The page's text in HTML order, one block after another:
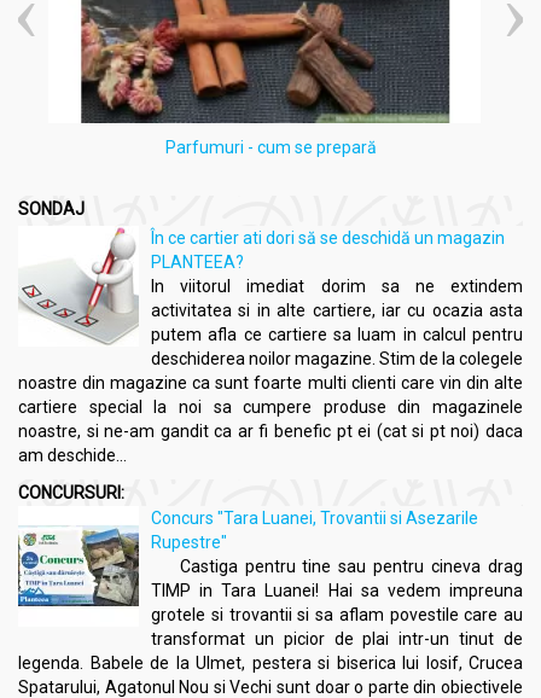
Parfumuri - cum se prepară
SONDAJ
În ce cartier ati dori să se deschidă un magazin
PLANTEEA?
In viitorul imediat dorim sa ne extindem
activitatea si in alte cartiere, iar cu ocazia asta
putem afla ce cartiere sa luam in calcul pentru
deschiderea noilor magazine. Stim de la colegele
noastre din magazine ca sunt foarte multi clienti care vin din alte
cartiere special la noi sa cumpere produse din magazinele
noastre, si ne-am gandit ca ar fi benefic pt ei (cat si pt noi) daca
am deschide...
CONCURSURI:
Concurs "Tara Luanei, Trovantii si Asezarile
Rupestre"
Castiga pentru tine sau pentru cineva drag
TIMP in Tara Luanei! Hai sa vedem impreuna
grotele si trovantii si sa aflam povestile care au
transformat un picior de plai intr-un tinut de
legenda. Babele de la Ulmet, pestera si biserica lui Iosif, Crucea
Spatarului, Agatonul Nou si Vechi sunt doar o parte din obiectivele